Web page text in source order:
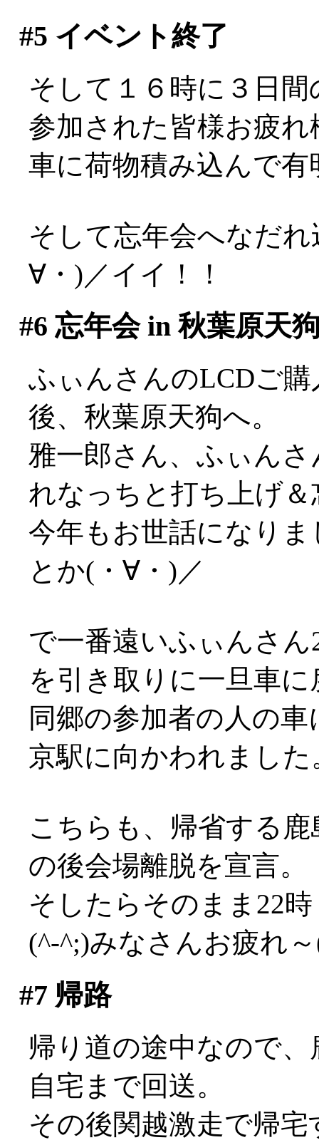
#5 イベント終了
そして１６時に３日
参加された皆様お疲
車に荷物積み込んで
そして忘年会へなだ
∀・)／イイ！！
#6 忘年会 in 秋葉原天
ふぃんさんのLCDご
後、秋葉原天狗へ。
雅一郎さん、ふぃん
れなっちと打ち上げ
今年もお世話になり
とか(・∀・)／
で一番遠いふぃんさ
を引き取りに一旦車に
同郷の参加者の人の
京駅に向かわれまし
こちらも、帰省する
の後会場離脱を宣言。
そしたらそのまま22
(^-^;)みなさんお疲れ
#7 帰路
帰り道の途中なので
自宅まで回送。
その後関越激走で帰